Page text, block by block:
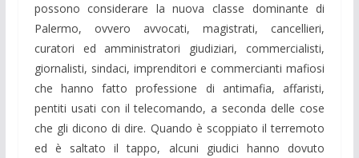
possono considerare la nuova classe dominante di
Palermo, ovvero avvocati, magistrati, cancellieri,
curatori ed amministratori giudiziari, commercialisti,
giornalisti, sindaci, imprenditori e commercianti mafiosi
che hanno fatto professione di antimafia, affaristi,
pentiti usati con il telecomando, a seconda delle cose
che gli dicono di dire. Quando è scoppiato il terremoto
ed è saltato il tappo, alcuni giudici hanno dovuto